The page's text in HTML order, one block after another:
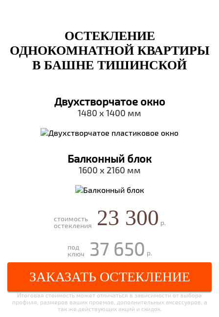
ОСТЕКЛЕНИЕ
ОДНОКОМНАТНОЙ КВАРТИРЫ
В БАШНЕ ТИШИНСКОЙ
Двухстворчатое окно
1480 х 1400 мм
Балконный блок
1600 х 2160 мм
стоимость
остекления
23 300 р.
под
ключ
37 650 р.
ЗАКАЗАТЬ ОСТЕКЛЕНИЕ
Итоговая стоимость может отличаться в зависимости от выбора
профиля, размеров ваших проемов, дополнительных аксессуаров, а
так же действующих акций и скидок.